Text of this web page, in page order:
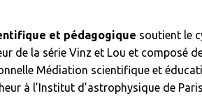
et pédagogique soutient le
de la série Vinz et Lou et composé
Médiation scientifique et
à l’Institut d’astrophysique de